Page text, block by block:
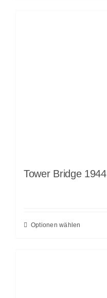
Tower Bridge 1944
Optionen wählen